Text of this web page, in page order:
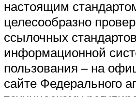
настоящим
целесообразно
ссылочных
информационной
пользования – на
сайте Федерального